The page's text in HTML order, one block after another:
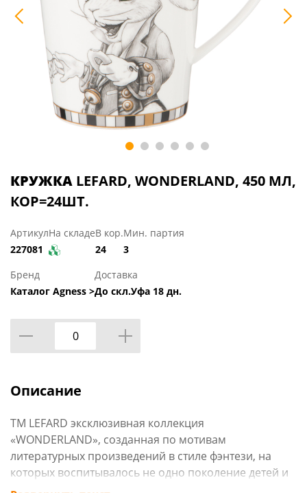
КРУЖКА LEFARD, WONDERLAND, 450 МЛ,
КОР=24ШТ.
Артикул
227081
На складеВ кор.
24
Мин. партия
3
Бренд
Каталог Agness >
Доставка
До скл.Уфа 18 дн.
Описание
ТМ LEFARD эксклюзивная коллекция
«WONDERLAND», созданная по мотивам
литературных произведений в стиле фэнтези, на
которых воспитывалось не одно поколение детей и
выросших взрослых. Удивительную историю